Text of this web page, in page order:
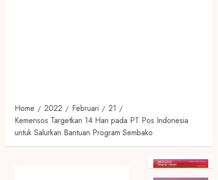
Home 2022 Februari
21
Kemensos Targetkan 14 Hari pada PT Pos Indonesia
untuk Salurkan Bantuan Program Sembako